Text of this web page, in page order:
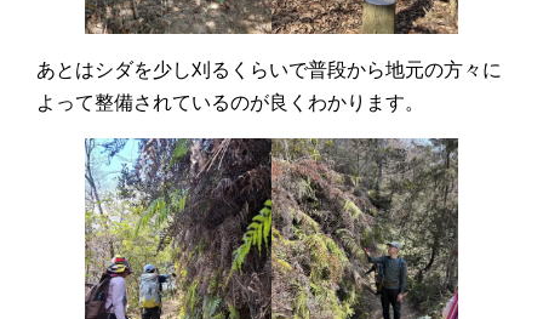
あとはシダを少し刈るくらいで普段から地元の方々に
よって整備されているのが良くわかります。